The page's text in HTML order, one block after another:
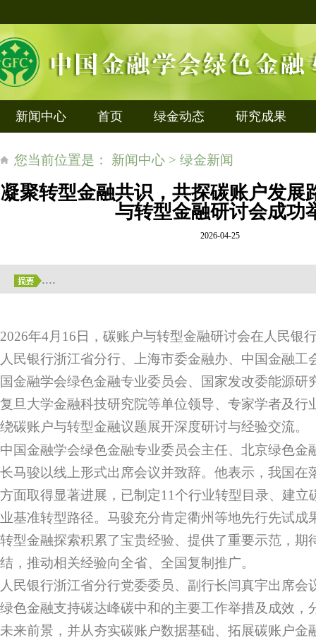
新闻中心 首页 绿金动态 研究成果
您当前位置是： 新闻中心 > 绿金新闻
凝聚转型金融共识，共探碳账户发展
与转型金融研讨会成功
2026-04-25
....
2026年4月16日，碳账户与转型金融研讨会在人民银
人民银行浙江省分行、上海市委金融办、中国金融工
国金融学会绿色金融专业委员会、国家发改委能源研
复旦大学金融科技研究院等单位领导、专家学者及行
绕碳账户与转型金融议题展开深度研讨与经验交流。
中国金融学会绿色金融专业委员会主任、北京绿色金
长马骏以线上形式出席会议并致辞。他表示，我国在
方面取得显著进展，已制定11个行业转型目录、建立
业基准转型路径。马骏充分肯定衢州等地先行先试成
转型金融探索积累了宝贵经验、提供了重要示范，期
结，推动相关经验向全省、全国复制推广。
人民银行浙江省分行党委委员、副行长闫真宇出席会
绿色金融支持碳达峰碳中和的主要工作举措及成效，
未来前景，并从夯实碳账户数据基础、拓展碳账户金